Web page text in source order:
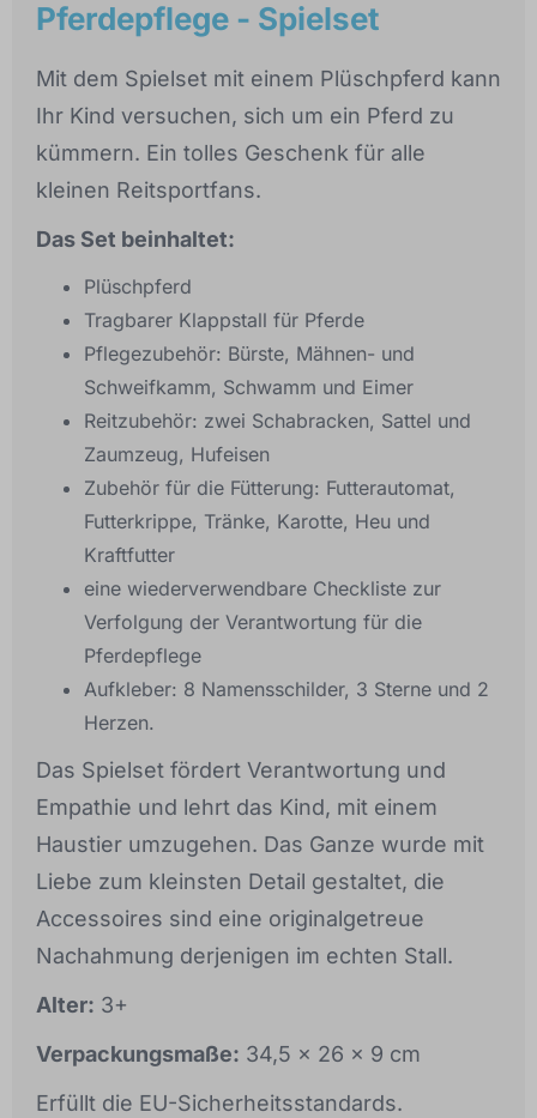
Pferdepflege - Spielset
Mit dem Spielset mit einem Plüschpferd kann
Ihr Kind versuchen, sich um ein Pferd zu
kümmern. Ein tolles Geschenk für alle
kleinen Reitsportfans.
Das Set beinhaltet:
Plüschpferd
Tragbarer Klappstall für Pferde
Pflegezubehör: Bürste, Mähnen- und
Schweifkamm, Schwamm und Eimer
Reitzubehör: zwei Schabracken, Sattel und
Zaumzeug, Hufeisen
Zubehör für die Fütterung: Futterautomat,
Futterkrippe, Tränke, Karotte, Heu und
Kraftfutter
eine wiederverwendbare Checkliste zur
Verfolgung der Verantwortung für die
Pferdepflege
Aufkleber: 8 Namensschilder, 3 Sterne und 2
Herzen.
Das Spielset fördert Verantwortung und
Empathie und lehrt das Kind, mit einem
Haustier umzugehen. Das Ganze wurde mit
Liebe zum kleinsten Detail gestaltet, die
Accessoires sind eine originalgetreue
Nachahmung derjenigen im echten Stall.
Alter: 3+
Verpackungsmaße: 34,5 x 26 x 9 cm
Erfüllt die EU-Sicherheitsstandards.